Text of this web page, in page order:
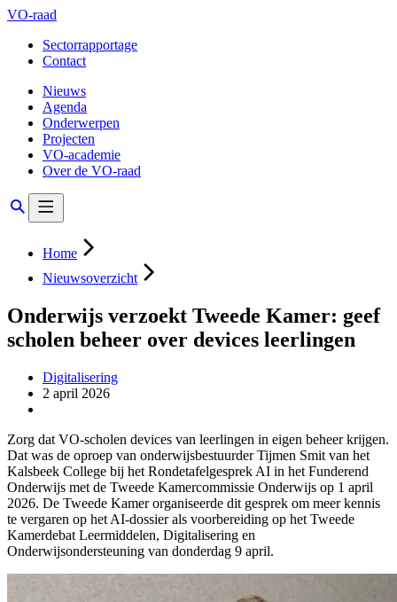
VO-raad
Sectorrapportage
Contact
Nieuws
Agenda
Onderwerpen
Projecten
VO-academie
Over de VO-raad
Home
Nieuwsoverzicht
Onderwijs verzoekt Tweede Kamer: geef
scholen beheer over devices leerlingen
Digitalisering
2 april 2026
Zorg dat VO-scholen devices van leerlingen in eigen beheer krijgen.
Dat was de oproep van onderwijsbestuurder Tijmen Smit van het
Kalsbeek College bij het Rondetafelgesprek AI in het Funderend
Onderwijs met de Tweede Kamercommissie Onderwijs op 1 april
2026. De Tweede Kamer organiseerde dit gesprek om meer kennis
te vergaren op het AI-dossier als voorbereiding op het Tweede
Kamerdebat Leermiddelen, Digitalisering en
Onderwijsondersteuning van donderdag 9 april.